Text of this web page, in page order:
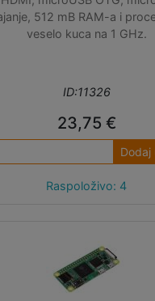
512 mB RAM-a i
veselo kuca na 1 GHz.
ID:11326
23,75 €
Dodaj
Raspoloživo: 4